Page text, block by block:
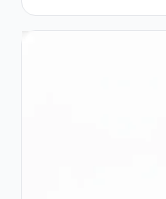
Trandafiri Roz